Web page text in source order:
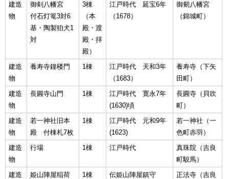
建造
物
御剣八幡宮
付石灯篭3対6
基・陶製狛犬1
対
3棟
（本
殿・渡
殿・拝
殿）
江戸時代 延宝6年
（1678）
御剱八幡宮
（錦城町）
建造
物
養寿寺鐘楼門 1棟
江戸時代 天和3年
（1683）
養寿寺（下矢
田町）
建造
物
長圓寺山門 1棟
江戸時代 寛永7年
(1630)頃
長圓寺（貝吹
町）
建造
物
若一神社旧本
殿 付棟札7枚
1棟
江戸時代 元和9年
(1623)
若一神社（一
色町赤羽）
建造
物
行場 1棟 江戸時代
真珠院（吉良
町駮馬）
建造
姫山陣屋稲荷 1棟 伝姫山陣屋鎮守
正法寺（吉良